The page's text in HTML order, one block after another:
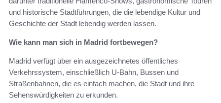
und historische Stadtführungen, die die lebendige Kultur und
Geschichte der Stadt lebendig werden lassen.
Wie kann man sich in Madrid fortbewegen?
Madrid verfügt über ein ausgezeichnetes öffentliches
Verkehrssystem, einschließlich U-Bahn, Bussen und
Straßenbahnen, die es einfach machen, die Stadt und ihre
Sehenswürdigkeiten zu erkunden.